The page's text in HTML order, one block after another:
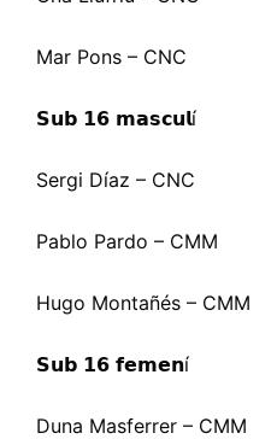
Mar Pons – CNC
𝗦𝘂𝗯 𝟭𝟲 𝗺𝗮𝘀𝗰𝘂𝗹í
Sergi Díaz – CNC
Pablo Pardo – CMM
Hugo Montañés – CMM
𝗦𝘂𝗯 𝟭𝟲 𝗳𝗲𝗺𝗲𝗻í
Duna Masferrer – CMM